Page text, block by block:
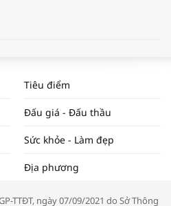
TRƯỜNG #62
“Xúc tiến thương mại: Khơi
đầu ra cho sản phẩm OCOP”
Tiêu điểm
Đấu giá - Đấu thầu
Sức khỏe - Làm đẹp
Địa phương
TTĐT, ngày 07/09/2021 do Sở Thông